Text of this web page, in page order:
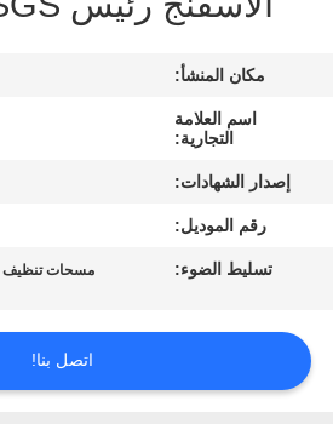
أخبار
الحالات
اطلب
عرض
أسعار
خريطة
مكان المنشأ:
اسم العلامة
التجارية:
إصدار الشهادات:
رقم الموديل:
تسليط الضوء: مسحات تنظيف
اتصل بنا!